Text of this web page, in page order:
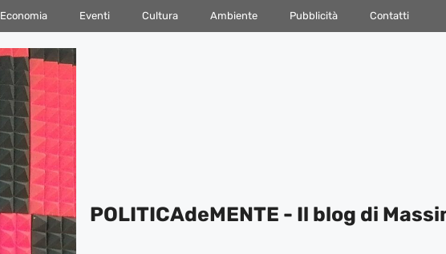
Economia Eventi Cultura Ambiente Pubblicità Contatti
POLITICAdeMENTE - Il blog di